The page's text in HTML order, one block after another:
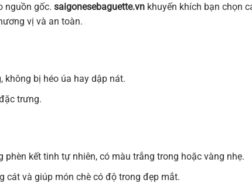
nguồn gốc. saigonesebaguette.vnkhuyến khích bạn chọn
vị và an toàn.
không bị héo úa hay dập nát.
trưng.
kết tinh tự nhiên, có màu trắng trong hoặc vàng nhẹ.
và giúp món chè có độ trong đẹp mắt.